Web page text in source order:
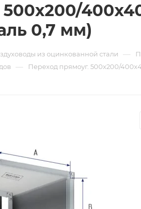
0,7 мм)
из оцинкованной стали —
— Переход прямоуг. 500х200/